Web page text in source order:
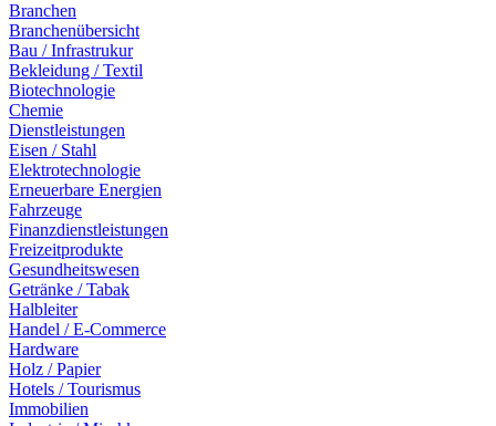
Branchen
Branchenübersicht
Bau / Infrastrukur
Bekleidung / Textil
Biotechnologie
Chemie
Dienstleistungen
Eisen / Stahl
Elektrotechnologie
Erneuerbare Energien
Fahrzeuge
Finanzdienstleistungen
Freizeitprodukte
Gesundheitswesen
Getränke / Tabak
Halbleiter
Handel / E-Commerce
Hardware
Holz / Papier
Hotels / Tourismus
Immobilien